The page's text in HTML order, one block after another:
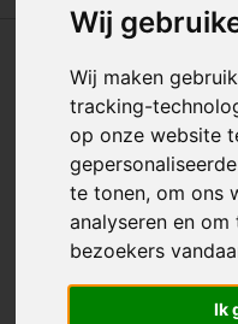
Wij
Wij maken
tracking-
op onze website
te tonen, om ons
analyseren en
bezoekers
Ik
Shiver T-
ijskrabber
Artikelnummer:323906